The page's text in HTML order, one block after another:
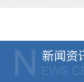
新闻资